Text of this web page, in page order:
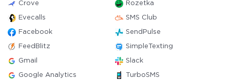
Crove Rozetka
Evecalls SMS Club
Facebook SendPulse
FeedBlitz SimpleTexting
Gmail Slack
Google Analytics TurboSMS